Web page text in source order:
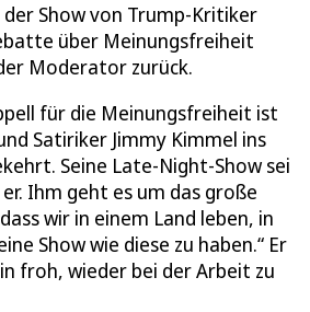
Show von Trump-Kritiker
über Meinungsfreiheit
Moderator zurück.
für die Meinungsfreiheit ist
Satiriker Jimmy Kimmel ins
Seine Late-Night-Show sei
Ihm geht es um das große
wir in einem Land leben, in
Show wie diese zu haben.“ Er
froh, wieder bei der Arbeit zu